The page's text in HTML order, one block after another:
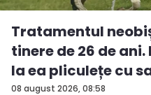
08 august 2026, 08:58
Tratamentul
tinere de 26 de
la ea pliculețe cu